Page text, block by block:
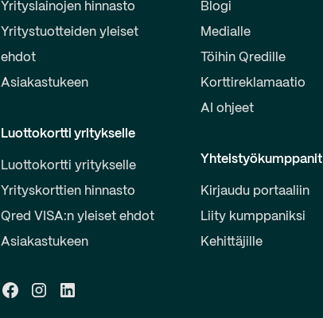
Yrityslainojen hinnasto
Yritystuotteiden yleiset
ehdot
Asiakastukeen
Luottokortti yritykselle
Luottokortti yritykselle
Yrityskorttien hinnasto
Qred VISA:n yleiset ehdot
Asiakastukeen
Blogi
Medialle
Töihin Qredille
Korttireklamaatio
AI ohjeet
Yhteistyökumppanit
Kirjaudu portaaliin
Liity kumppaniksi
Kehittäjille